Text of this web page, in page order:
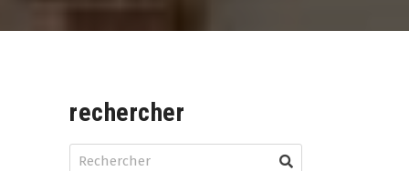
rechercher